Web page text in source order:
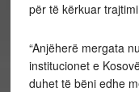
për të kërkuar
“Anjëherë mergata
institucionet e
duhet të bëni edhe